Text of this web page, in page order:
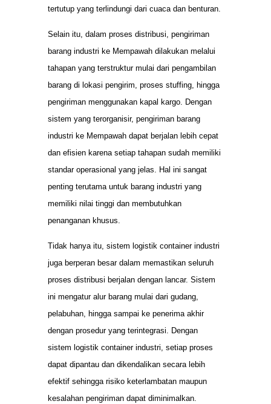
tertutup yang terlindungi dari cuaca dan benturan.
Selain itu, dalam proses distribusi, pengiriman
barang industri ke Mempawah dilakukan melalui
tahapan yang terstruktur mulai dari pengambilan
barang di lokasi pengirim, proses stuffing, hingga
pengiriman menggunakan kapal kargo. Dengan
sistem yang terorganisir, pengiriman barang
industri ke Mempawah dapat berjalan lebih cepat
dan efisien karena setiap tahapan sudah memiliki
standar operasional yang jelas. Hal ini sangat
penting terutama untuk barang industri yang
memiliki nilai tinggi dan membutuhkan
penanganan khusus.
Tidak hanya itu, sistem logistik container industri
juga berperan besar dalam memastikan seluruh
proses distribusi berjalan dengan lancar. Sistem
ini mengatur alur barang mulai dari gudang,
pelabuhan, hingga sampai ke penerima akhir
dengan prosedur yang terintegrasi. Dengan
sistem logistik container industri, setiap proses
dapat dipantau dan dikendalikan secara lebih
efektif sehingga risiko keterlambatan maupun
kesalahan pengiriman dapat diminimalkan.